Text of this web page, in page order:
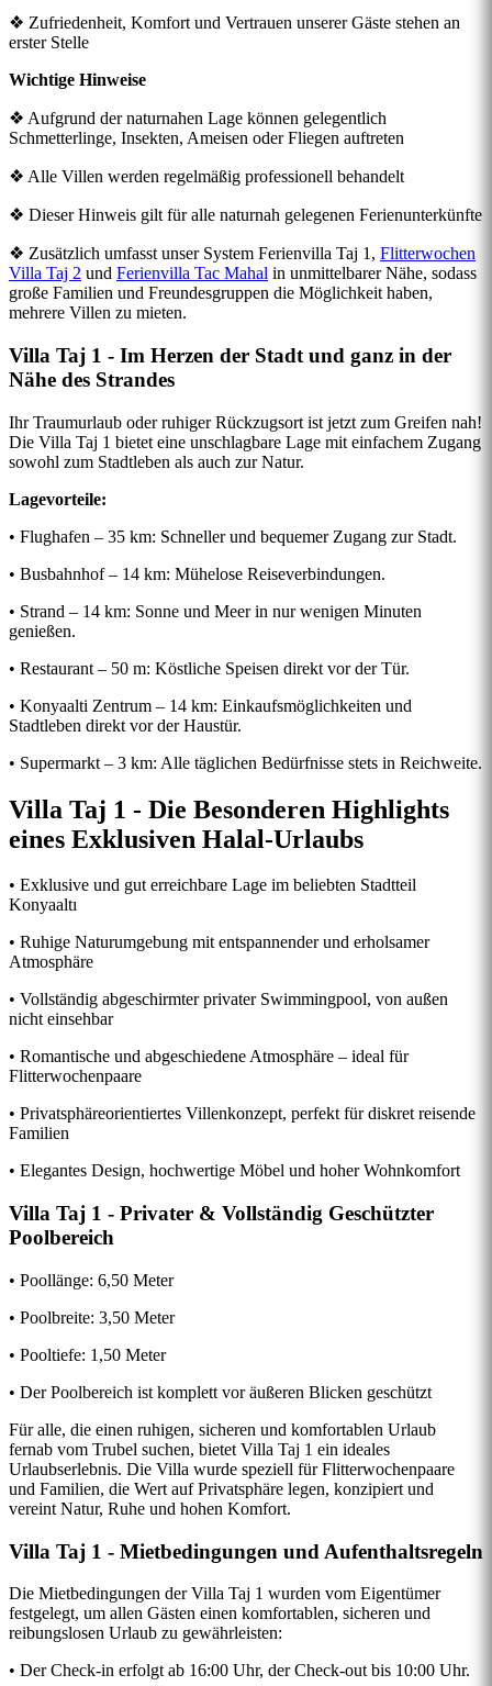
❖ Zufriedenheit, Komfort und Vertrauen unserer Gäste stehen an
erster Stelle
Wichtige Hinweise
❖ Aufgrund der naturnahen Lage können gelegentlich
Schmetterlinge, Insekten, Ameisen oder Fliegen auftreten
❖ Alle Villen werden regelmäßig professionell behandelt
❖ Dieser Hinweis gilt für alle naturnah gelegenen Ferienunterkünfte
❖ Zusätzlich umfasst unser System Ferienvilla Taj 1, Flitterwochen
Villa Taj 2 und Ferienvilla Tac Mahal in unmittelbarer Nähe, sodass
große Familien und Freundesgruppen die Möglichkeit haben,
mehrere Villen zu mieten.
Villa Taj 1 - Im Herzen der Stadt und ganz in der
Nähe des Strandes
Ihr Traumurlaub oder ruhiger Rückzugsort ist jetzt zum Greifen nah!
Die Villa Taj 1 bietet eine unschlagbare Lage mit einfachem Zugang
sowohl zum Stadtleben als auch zur Natur.
Lagevorteile:
• Flughafen – 35 km: Schneller und bequemer Zugang zur Stadt.
• Busbahnhof – 14 km: Mühelose Reiseverbindungen.
• Strand – 14 km: Sonne und Meer in nur wenigen Minuten
genießen.
• Restaurant – 50 m: Köstliche Speisen direkt vor der Tür.
• Konyaalti Zentrum – 14 km: Einkaufsmöglichkeiten und
Stadtleben direkt vor der Haustür.
• Supermarkt – 3 km: Alle täglichen Bedürfnisse stets in Reichweite.
Villa Taj 1 - Die Besonderen Highlights
eines Exklusiven Halal-Urlaubs
• Exklusive und gut erreichbare Lage im beliebten Stadtteil
Konyaaltı
• Ruhige Naturumgebung mit entspannender und erholsamer
Atmosphäre
• Vollständig abgeschirmter privater Swimmingpool, von außen
nicht einsehbar
• Romantische und abgeschiedene Atmosphäre – ideal für
Flitterwochenpaare
• Privatsphäreorientiertes Villenkonzept, perfekt für diskret reisende
Familien
• Elegantes Design, hochwertige Möbel und hoher Wohnkomfort
Villa Taj 1 - Privater & Vollständig Geschützter
Poolbereich
• Poollänge: 6,50 Meter
• Poolbreite: 3,50 Meter
• Pooltiefe: 1,50 Meter
• Der Poolbereich ist komplett vor äußeren Blicken geschützt
Für alle, die einen ruhigen, sicheren und komfortablen Urlaub
fernab vom Trubel suchen, bietet Villa Taj 1 ein ideales
Urlaubserlebnis. Die Villa wurde speziell für Flitterwochenpaare
und Familien, die Wert auf Privatsphäre legen, konzipiert und
vereint Natur, Ruhe und hohen Komfort.
Villa Taj 1 - Mietbedingungen und Aufenthaltsregeln
Die Mietbedingungen der Villa Taj 1 wurden vom Eigentümer
festgelegt, um allen Gästen einen komfortablen, sicheren und
reibungslosen Urlaub zu gewährleisten:
• Der Check-in erfolgt ab 16:00 Uhr, der Check-out bis 10:00 Uhr.